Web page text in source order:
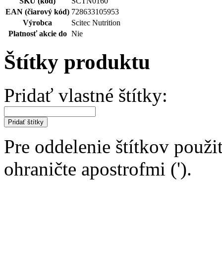
EAN (čiarový kód) 728633105953
Výrobca
Scitec Nutrition
Platnosť akcie do Nie
Štítky produktu
Pridať vlastné štítky:
Pridať štítky
Pre oddelenie štítkov
ohraničte apostrofmi (').